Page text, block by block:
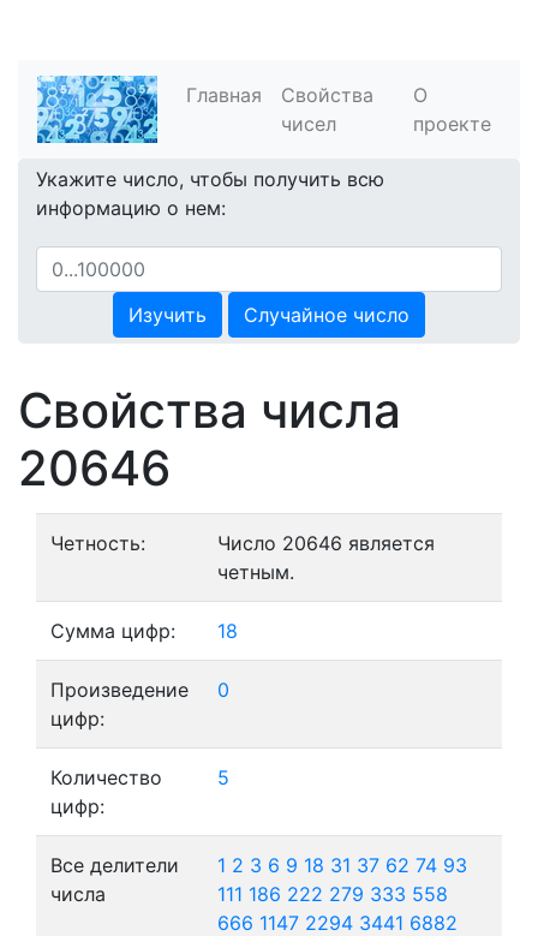
Главная
Свойства
чисел
О
проекте
Укажите число, чтобы получить всю
информацию о нем:
Изучить Случайное число
Свойства числа
20646
Четность:
Число 20646 является
четным.
Сумма цифр: 18
Произведение
цифр:
0
Количество
цифр:
5
Все делители
числа
1 2 3 6 9 18 31 37 62 74 93
111 186 222 279 333 558
666 1147 2294 3441 6882